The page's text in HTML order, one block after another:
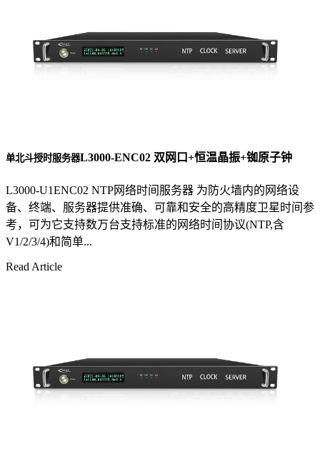
单北斗授时服务器L3000-ENC02 双网口+恒温晶振+铷原子钟
L3000-U1ENC02 NTP网络时间服务器 为防火墙内的网络设
备、终端、服务器提供准确、可靠和安全的高精度卫星时间参
考，可为它支持数万台支持标准的网络时间协议(NTP,含
V1/2/3/4)和简单...
Read Article